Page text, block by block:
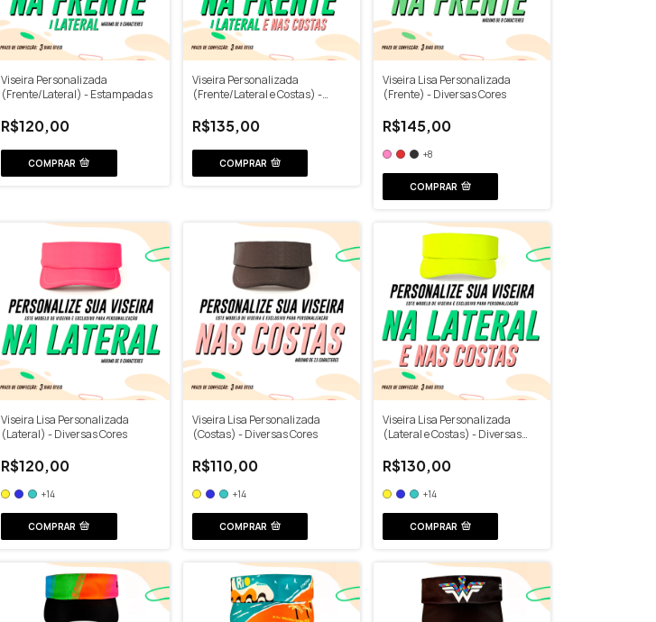
Viseira Personalizada
(Frente/Lateral) - Estampadas
R$120,00
COMPRAR
Viseira Personalizada
(Frente/Lateral e Costas) -
R$135,00
COMPRAR
Viseira Lisa Personalizada
(Frente) - Diversas Cores
R$145,00
+8
COMPRAR
Viseira Lisa Personalizada
(Lateral) - Diversas Cores
R$120,00
+14
COMPRAR
Viseira Lisa Personalizada
(Costas) - Diversas Cores
R$110,00
+14
COMPRAR
Viseira Lisa Personalizada
(Lateral e Costas) - Diversas
R$130,00
+14
COMPRAR